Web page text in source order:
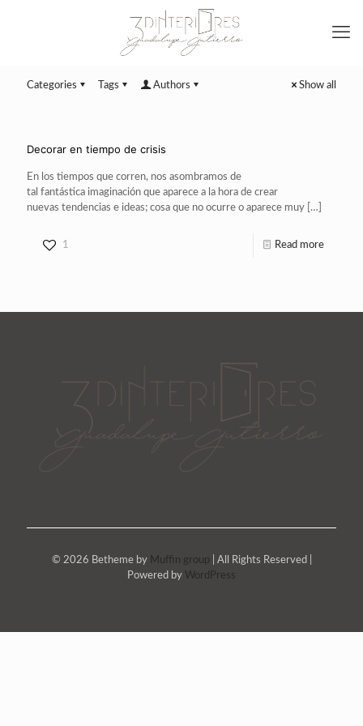
Categories Tags Authors Show all
Decorar en tiempo de crisis
En los tiempos que corren, nos asombramos de
tal fantástica imaginación que aparece a la hora de crear
nuevas tendencias e ideas; cosa que no ocurre o aparece muy […]
1 Read more
© 2026 Betheme by Muffin group | All Rights Reserved |
Powered by WordPress